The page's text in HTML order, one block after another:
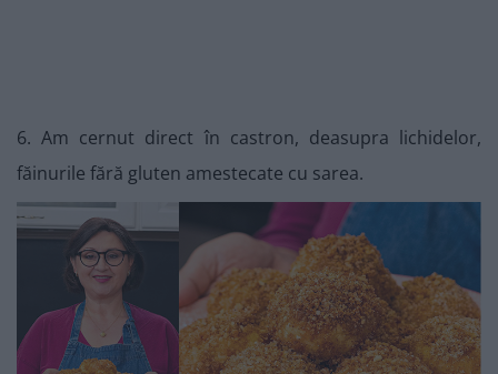
6. Am cernut direct în castron, deasupra lichidelor,
făinurile fără gluten amestecate cu sarea.